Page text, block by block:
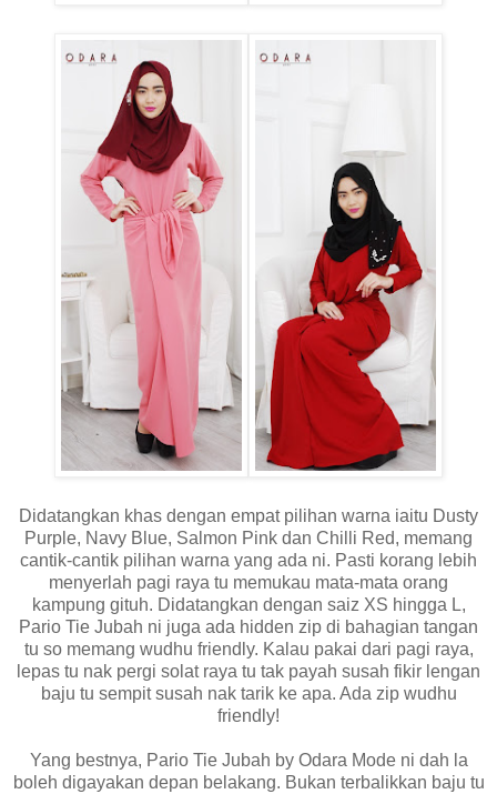
Didatangkan khas dengan empat pilihan warna iaitu Dusty
Purple, Navy Blue, Salmon Pink dan Chilli Red, memang
cantik-cantik pilihan warna yang ada ni. Pasti korang lebih
menyerlah pagi raya tu memukau mata-mata orang
kampung gituh. Didatangkan dengan saiz XS hingga L,
Pario Tie Jubah ni juga ada hidden zip di bahagian tangan
tu so memang wudhu friendly. Kalau pakai dari pagi raya,
lepas tu nak pergi solat raya tu tak payah susah fikir lengan
baju tu sempit susah nak tarik ke apa. Ada zip wudhu
friendly!
Yang bestnya, Pario Tie Jubah by Odara Mode ni dah la
boleh digayakan depan belakang. Bukan terbalikkan baju tu